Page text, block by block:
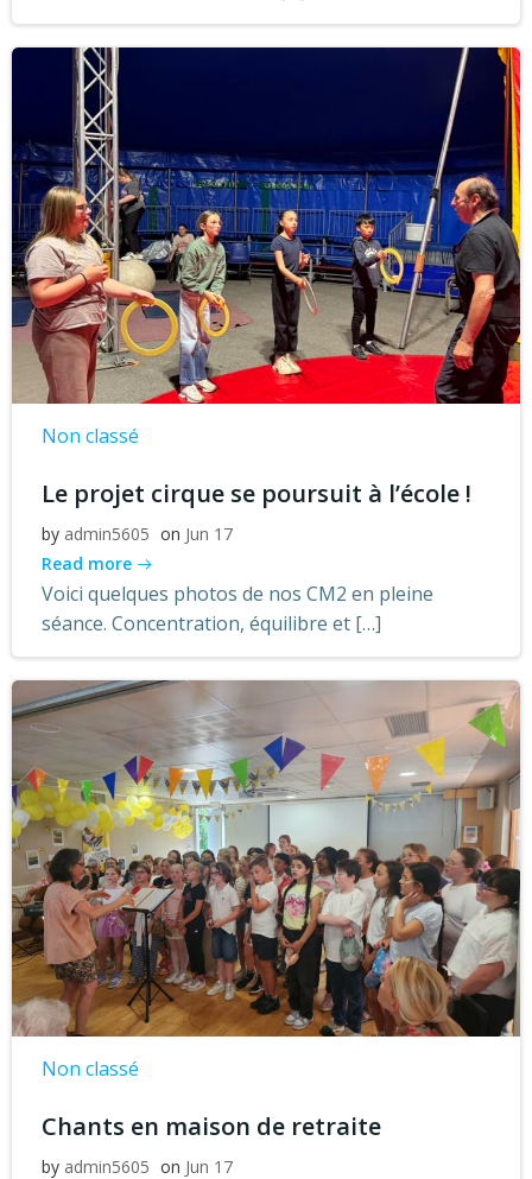
Non classé
Le projet cirque se poursuit à l’école !
by admin5605 on Jun 17
Read more
Voici quelques photos de nos CM2 en pleine
séance. Concentration, équilibre et […]
Non classé
Chants en maison de retraite
by admin5605 on Jun 17